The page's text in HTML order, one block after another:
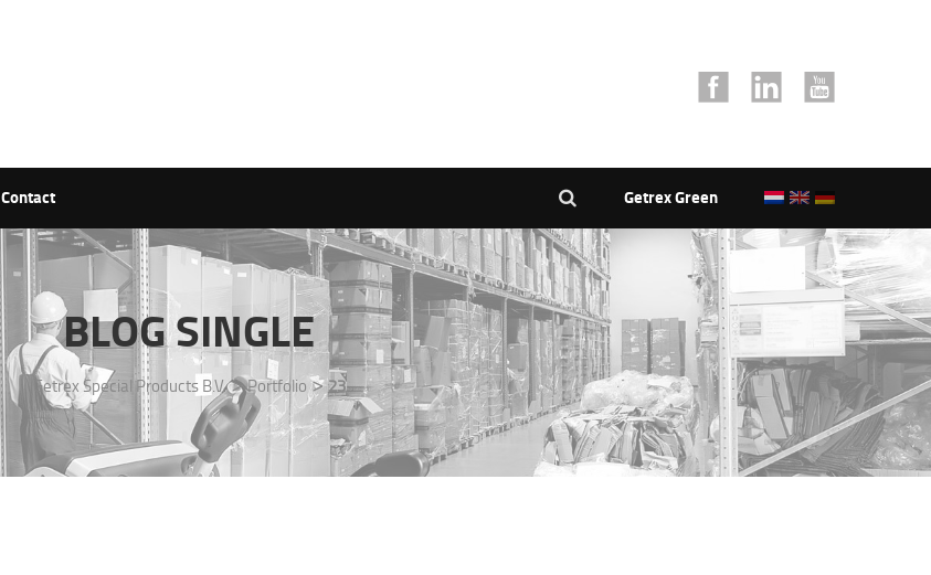
Contact Getrex Green
BLOG SINGLE
Getrex Special Products B.V.>Portfolio>23